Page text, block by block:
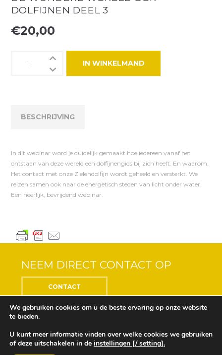
DOLFIJNEN DEEL 3
€20,00
wondere
IN WINKELMAND
BESCHRIJVING
In dit webinar word je duidelijk gemaakt hoe iedereen vanaf het
ontstaan van deze wereld een dolfijnengids bij zich heeft. En waarom.
Het contact met onze Zielendolfijn wordt geheeld en versterkt. We
reizen samen ook naar de energetisch steden van licht onder water.
Een heerlijk, bevrijdend webinar.
NEEM DIRECT CONTACT OP
CONTACT
Center of the Soul © 2018 Alle rechten voorbehouden
Ontwikkeling en ontwerp doorDesign Depot
We gebruiken cookies om u de beste ervaring op onze website
te bieden.
U kunt meer informatie vinden over welke cookies we gebruiken
of deze uitschakelen in de instellingen [/ setting].